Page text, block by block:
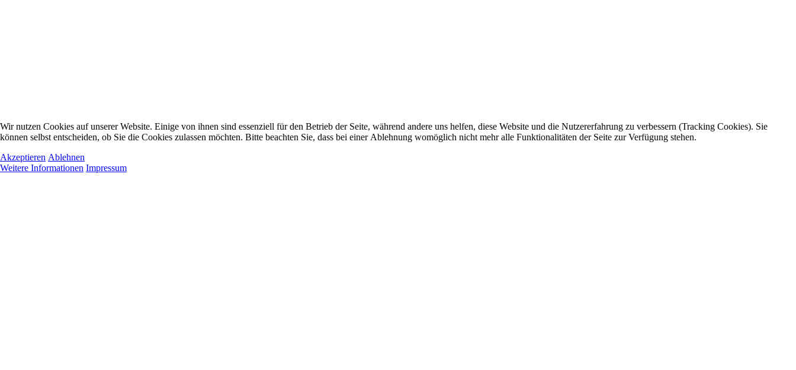
Wir nutzen Cookies auf unserer Website. Einige von ihnen sind essenziell für den Betrieb der Seite, während andere uns helfen, diese Website und die Nutzererfahrung zu verbessern (Tracking Cookies). Sie
können selbst entscheiden, ob Sie die Cookies zulassen möchten. Bitte beachten Sie, dass bei einer Ablehnung womöglich nicht mehr alle Funktionalitäten der Seite zur Verfügung stehen.
Akzeptieren Ablehnen
Weitere Informationen Impressum